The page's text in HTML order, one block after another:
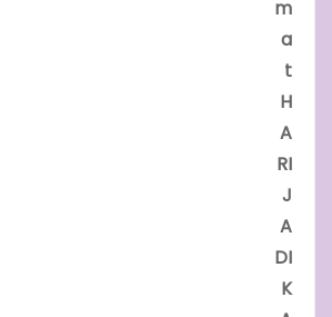
m
a
t
H
A
RI
J
A
DI
K